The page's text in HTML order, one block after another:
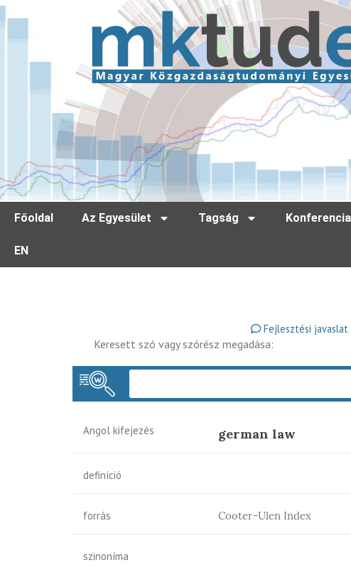
Főoldal Az Egyesület Tagság Konferencia
EN
Fejlesztési javaslat
Keresett szó vagy szórész megadása:
Angol kifejezés german law
definíció
forrás Cooter-Ulen Index
szinoníma